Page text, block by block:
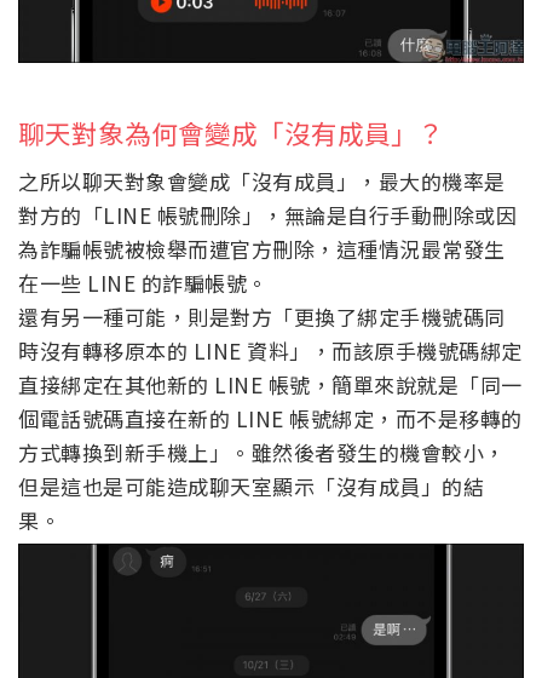
聊天對象為何會變成「沒有成員」？
之所以聊天對象會變成「沒有成員」，最大的機率是
對方的「LINE 帳號刪除」，無論是自行手動刪除或因
為詐騙帳號被檢舉而遭官方刪除，這種情況最常發生
在一些 LINE 的詐騙帳號。
還有另一種可能，則是對方「更換了綁定手機號碼同
時沒有轉移原本的 LINE 資料」，而該原手機號碼綁定
直接綁定在其他新的 LINE 帳號，簡單來說就是「同一
個電話號碼直接在新的 LINE 帳號綁定，而不是移轉的
方式轉換到新手機上」。雖然後者發生的機會較小，
但是這也是可能造成聊天室顯示「沒有成員」的結
果。